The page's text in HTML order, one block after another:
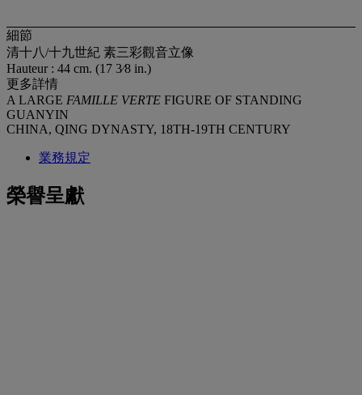
細節
清十八/十九世紀 素三彩觀音立像
Hauteur : 44 cm. (17 3⁄8 in.)
更多詳情
A LARGE FAMILLE VERTE FIGURE OF STANDING
GUANYIN
CHINA, QING DYNASTY, 18TH-19TH CENTURY
業務規定
榮譽呈獻